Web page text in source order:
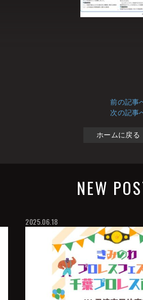
前の記事
次の記事
ホームに戻る
NEW
2025.06.18